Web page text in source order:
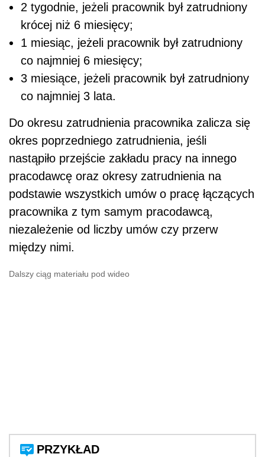
2 tygodnie, jeżeli pracownik był zatrudniony
krócej niż 6 miesięcy;
1 miesiąc, jeżeli pracownik był zatrudniony
co najmniej 6 miesięcy;
3 miesiące, jeżeli pracownik był zatrudniony
co najmniej 3 lata.
Do okresu zatrudnienia pracownika zalicza się
okres poprzedniego zatrudnienia, jeśli
nastąpiło przejście zakładu pracy na innego
pracodawcę oraz okresy zatrudnienia na
podstawie wszystkich umów o pracę łączących
pracownika z tym samym pracodawcą,
niezależenie od liczby umów czy przerw
między nimi.
Dalszy ciąg materiału pod wideo
PRZYKŁAD